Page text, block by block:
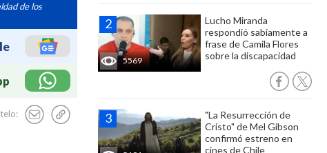
de los
5569
Lucho Miranda
respondió sabiamente a
frase de Camila Flores
sobre la discapacidad
"La Resurrección de
Cristo" de Mel Gibson
confirmó estreno en
cines de Chile